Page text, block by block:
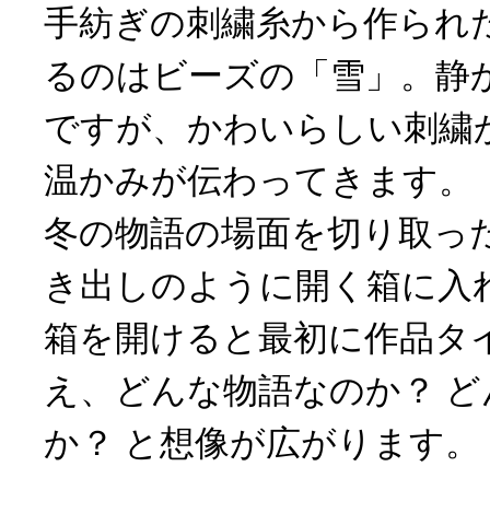
手紡ぎの刺繍糸から作られ
るのはビーズの「雪」。静
ですが、かわいらしい刺繍
温かみが伝わってきます。
冬の物語の場面を切り取っ
き出しのように開く箱に
箱を開けると最初に作品タ
え、どんな物語なのか？
か？ と想像が広がります。